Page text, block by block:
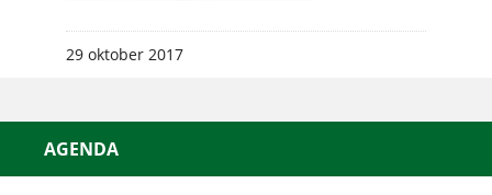
29 oktober 2017
AGENDA